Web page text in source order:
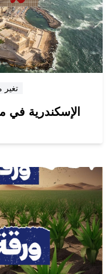
الإسكندرية